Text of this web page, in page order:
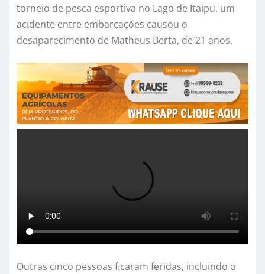
torneio de pesca esportiva no Lago de Itaipu, um
acidente entre embarcações causou o
desaparecimento de Matheus Berta, de 21 anos.
Outras cinco pessoas ficaram feridas, incluindo o